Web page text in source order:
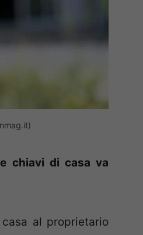
chiavi di casa va
al proprietario